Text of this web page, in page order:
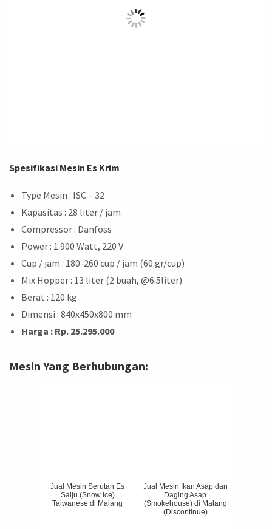
Spesifikasi Mesin Es Krim
Type Mesin : ISC – 32
Kapasitas : 28 liter / jam
Compressor : Danfoss
Power : 1.900 Watt, 220 V
Cup / jam : 180-260 cup / jam (60 gr/cup)
Mix Hopper : 13 liter (2 buah, @6.5liter)
Berat : 120 kg
Dimensi : 840x450x800 mm
Harga : Rp. 25.295.000
Mesin Yang Berhubungan:
Jual Mesin Serutan Es
Salju (Snow Ice)
Taiwanese di Malang
Jual Mesin Ikan Asap dan
Daging Asap
(Smokehouse) di Malang
(Discontinue)